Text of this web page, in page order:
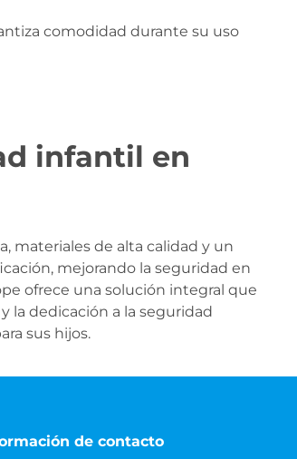
comodidad durante su uso
infantil en
materiales de alta calidad y un
mejorando la seguridad en
ofrece una solución integral que
la dedicación a la seguridad
sus hijos.
de contacto